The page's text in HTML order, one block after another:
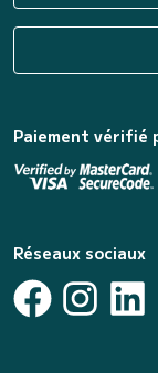
Paiement vérifié
Réseaux sociaux